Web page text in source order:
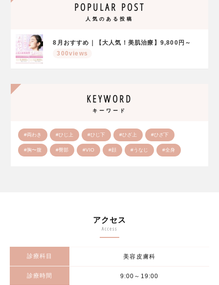
POPULAR POST
人気のある投稿
8月おすすめ｜【大人気！美肌治療】9,800円～
300views
KEYWORD
キーワード
#両わき #ひじ上 #ひじ下 #ひざ上 #ひざ下
#胸〜腹 #臀部 #VIO #顔 #うなじ #全身
アクセス
Access
診療科目 美容皮膚科
診療時間 9:00～19:00